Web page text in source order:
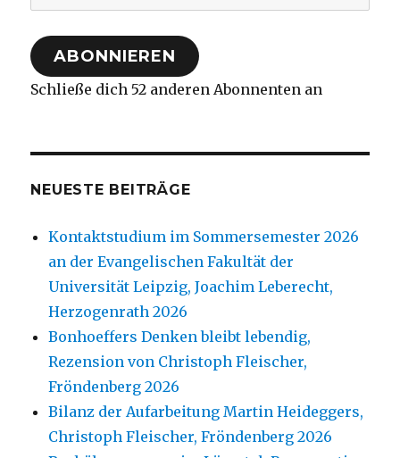
Mail-
Adresse
ABONNIEREN
Schließe dich 52 anderen Abonnenten an
NEUESTE BEITRÄGE
Kontaktstudium im Sommersemester 2026
an der Evangelischen Fakultät der
Universität Leipzig, Joachim Leberecht,
Herzogenrath 2026
Bonhoeffers Denken bleibt lebendig,
Rezension von Christoph Fleischer,
Fröndenberg 2026
Bilanz der Aufarbeitung Martin Heideggers,
Christoph Fleischer, Fröndenberg 2026